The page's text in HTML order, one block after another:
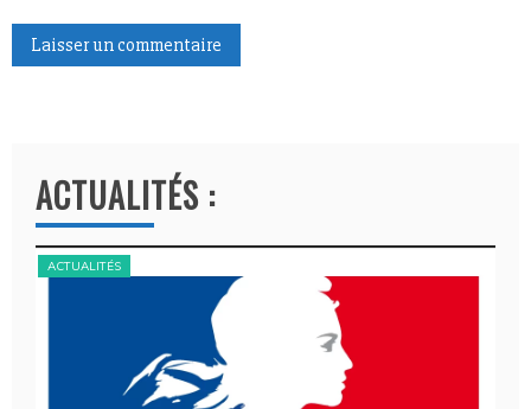
ACTUALITÉS :
ACTUALITÉS